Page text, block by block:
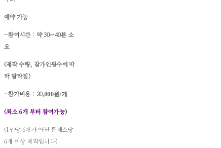
예약 가능
-참여시간: 약 30~40분 소
요
(제작 수량, 참가인원수에 따
라 달라짐)
-참가비용 : 20,000원/개
(최소 6개 부터 참여가능)
(1인당 6개가 아닌 클래스당
6개 이상 제작입니다)